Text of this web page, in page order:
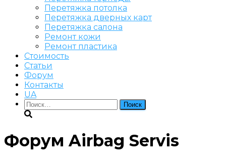
Перетяжка потолка
Перетяжка дверных карт
Перетяжка салона
Ремонт кожи
Ремонт пластика
Стоимость
Статьи
Форум
Контакты
UA
Найти:
Форум Airbag Servis